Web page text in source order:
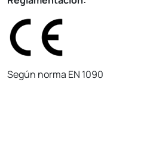
Según norma EN 1090